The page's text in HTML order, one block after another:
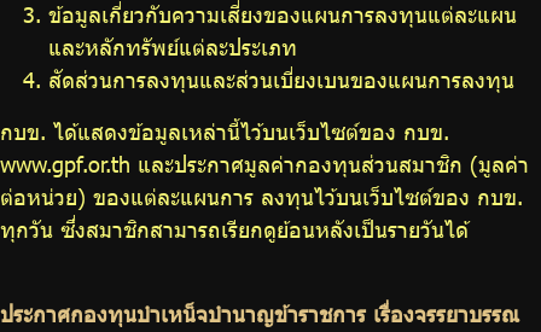
ข้อมูลเกี่ยวกับความเสี่ยงของแผนการลงทุนแต่ละแผน
และหลักทรัพย์แต่ละประเภท
สัดส่วนการลงทุนและส่วนเบี่ยงเบนของแผนการลงทุน
กบข. ได้แสดงข้อมูลเหล่านี้ไว้บนเว็บไซต์ของ กบข.
www.gpf.or.th และประกาศมูลค่ากองทุนส่วนสมาชิก (มูลค่า
ต่อหน่วย) ของแต่ละแผนการ ลงทุนไว้บนเว็บไซต์ของ กบข.
ทุกวัน ซึ่งสมาชิกสามารถเรียกดูย้อนหลังเป็นรายวันได้
ประกาศกองทุนบำเหน็จบำนาญข้าราชการ เรื่องจรรยาบรรณ